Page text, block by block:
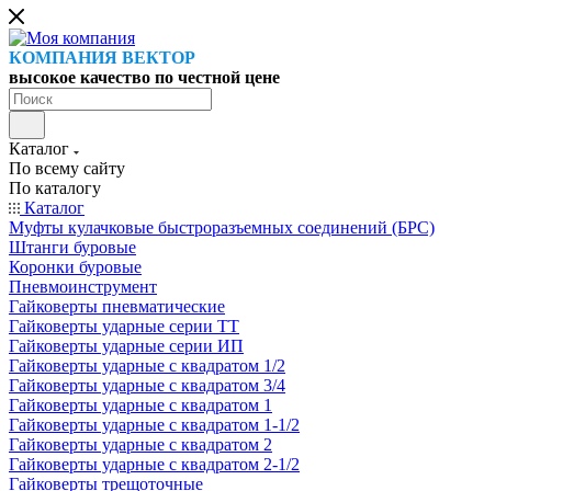
КОМПАНИЯ ВЕКТОР
высокое качество по честной цене
Каталог
По всему сайту
По каталогу
Каталог
Муфты кулачковые быстроразъемных соединений (БРС)
Штанги буровые
Коронки буровые
Пневмоинструмент
Гайковерты пневматические
Гайковерты ударные серии ТТ
Гайковерты ударные серии ИП
Гайковерты ударные с квадратом 1/2
Гайковерты ударные с квадратом 3/4
Гайковерты ударные с квадратом 1
Гайковерты ударные с квадратом 1-1/2
Гайковерты ударные с квадратом 2
Гайковерты ударные с квадратом 2-1/2
Гайковерты трещоточные